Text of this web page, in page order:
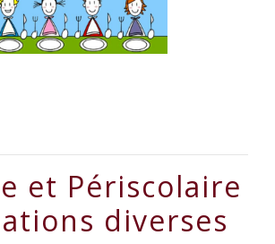
et Périscolaire
diverses